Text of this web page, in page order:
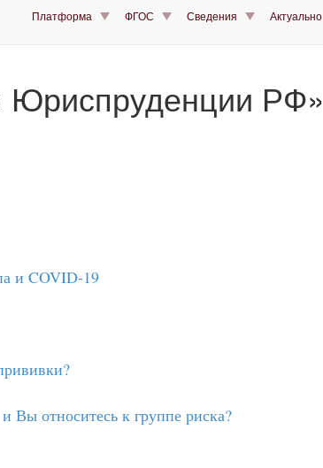
Платформа ФГОС Сведения Актуально
Юриспруденции РФ»
и COVID-19
Вы относитесь к группе риска?